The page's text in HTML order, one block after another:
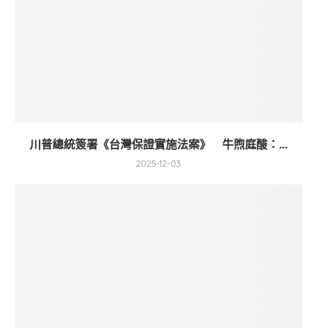
川普總統簽署《台灣保證實施法案》 牛煦庭酸：...
2025-12-03